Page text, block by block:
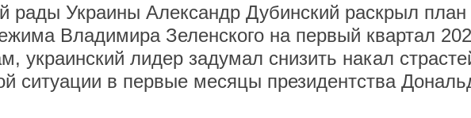
рады Украины Александр Дубинский раскрыл план
Владимира Зеленского на первый квартал
украинский лидер задумал снизить накал
ситуации в первые месяцы президентства